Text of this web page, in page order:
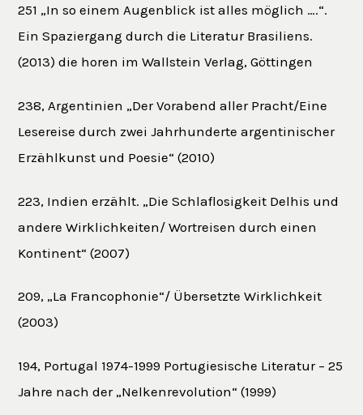
251 „In so einem Augenblick ist alles möglich ….“.
Ein Spaziergang durch die Literatur Brasiliens.
(2013) die horen im Wallstein Verlag, Göttingen
238, Argentinien „Der Vorabend aller Pracht/Eine
Lesereise durch zwei Jahrhunderte argentinischer
Erzählkunst und Poesie“ (2010)
223, Indien erzählt. „Die Schlaflosigkeit Delhis und
andere Wirklichkeiten/ Wortreisen durch einen
Kontinent“ (2007)
209, „La Francophonie“/ Übersetzte Wirklichkeit
(2003)
194, Portugal 1974-1999 Portugiesische Literatur – 25
Jahre nach der „Nelkenrevolution“ (1999)